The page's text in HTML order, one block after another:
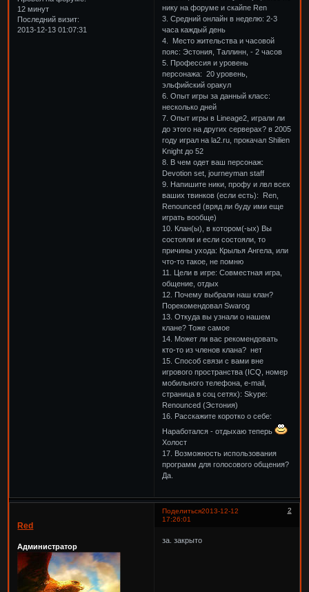
12 минут
Последний визит:
2013-12-13 01:07:31
нику на форуме и скайпе Ren
3. Средний онлайн в неделю: 2-3
часа каждый день
4. Место жительства и часовой
пояс: Эстония, Таллинн, - 2 часов
5. Профессия и уровень
персонажа: 20 уровень,
эльфийский оракул
6. Опыт игры за данный класс:
несколько дней
7. Опыт игры в Lineage2, играли ли
до этого на других серверах? в 2005
году играл на la2.ru, прокачал Shilien
Knight до 52
8. В чем одет ваш персонаж:
Devotion set, journeyman staff
9. Напишите ники, профу и лвл всех
ваших твинков (если есть): Ren,
Renounced (вряд ли буду ими еще
играть вообще)
10. Клан(ы), в котором(-ых) Вы
состояли и если состояли, то
причины ухода: Крылья Ангела, или
что-то такое, не помню
11. Цели в игре: Совместная игра,
общение, отдых
12. Почему выбрали наш клан?
Порекомендовал Swarog
13. Откуда вы узнали о нашем
клане? Тоже самое
14. Может ли вас рекомендовать
кто-то из членов клана? нет
15. Способ связи с вами вне
игрового пространства (ICQ, номер
мобильного телефона, e-mail,
страница в соц сетях): Skype:
Renounced (Эстония)
16. Расскажите коротко о себе:
Наработался - отдыхаю теперь
Холост
17. Возможность использования
программ для голосового общения?
Да.
Поделиться 2
2013-12-12
17:26:01
Red
Администратор
за. закрыто